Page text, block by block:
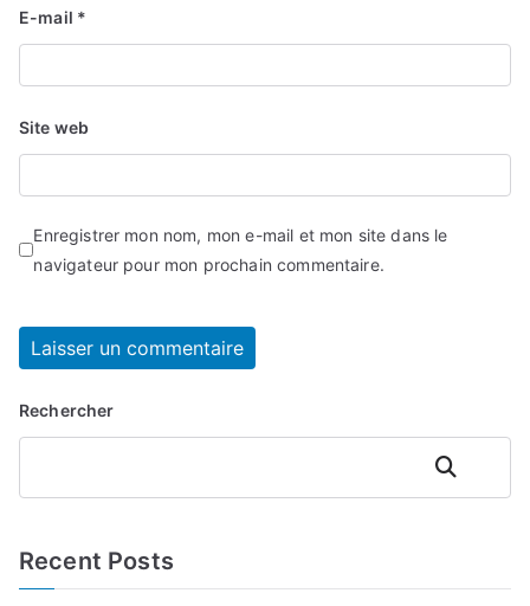
E-mail *
Site web
Enregistrer mon nom, mon e-mail et mon site dans le
navigateur pour mon prochain commentaire.
Rechercher
Rechercher
Recent Posts